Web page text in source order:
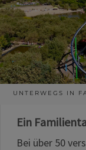
UNTERWEGS IN
Ein
Bei über 50